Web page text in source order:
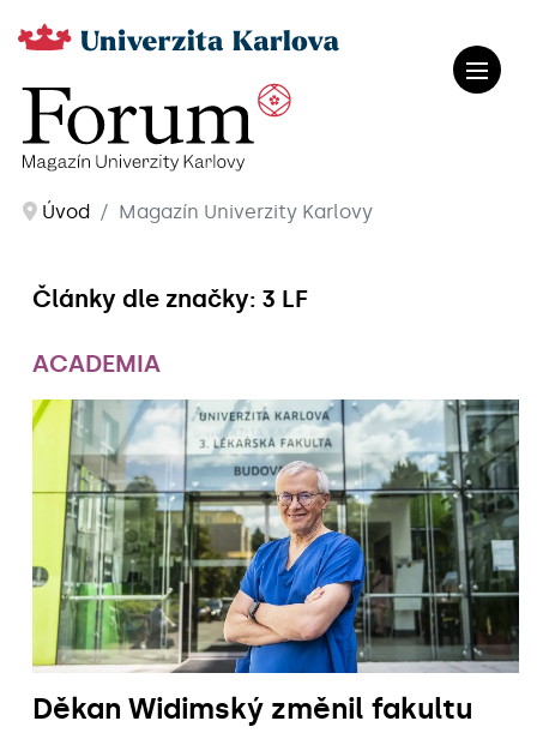
Úvod Magazín Univerzity Karlovy
Články dle značky: 3 LF
ACADEMIA
Děkan Widimský změnil fakultu